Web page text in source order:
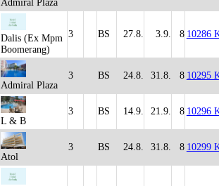
Admiral Plaza
Dalis (Ex Mpm
Boomerang)
3 BS 27.8. 3.9. 8 10286
Admiral Plaza
3 BS 24.8. 31.8. 8 10295
L & B
3 BS 14.9. 21.9. 8 10296
Atol
3 BS 24.8. 31.8. 8 10299